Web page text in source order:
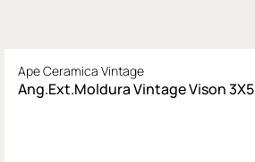
Ape Ceramica Vintage
Ang.Ext.Moldura Vintage Vison 3X5